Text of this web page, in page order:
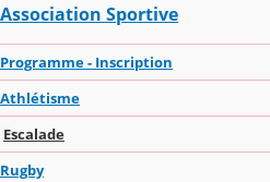
Association Sportive
Programme - Inscription
Athlétisme
Escalade
Rugby